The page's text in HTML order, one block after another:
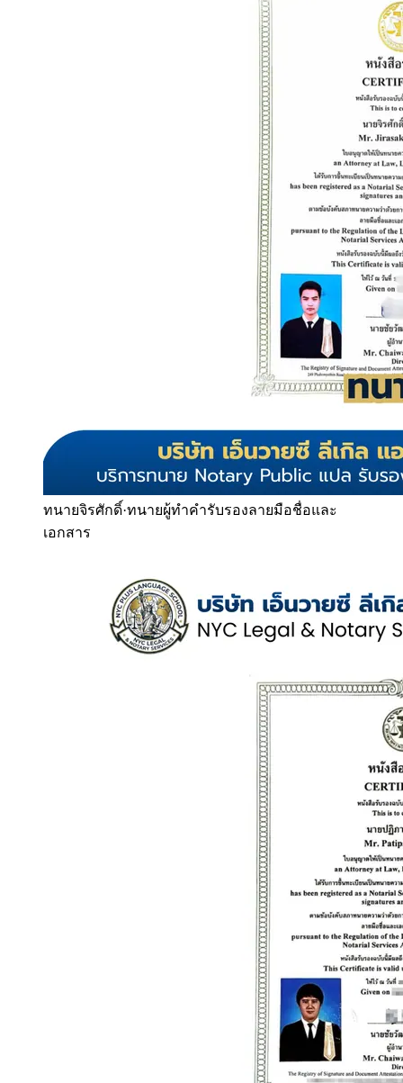
ทนายจิรศักดิ์·ทนายผู้ทำคำรับรองลายมือชื่อและ
เอกสาร